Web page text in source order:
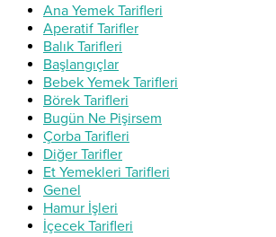
Ana Yemek Tarifleri
Aperatif Tarifler
Balık Tarifleri
Başlangıçlar
Bebek Yemek Tarifleri
Börek Tarifleri
Bugün Ne Pişirsem
Çorba Tarifleri
Diğer Tarifler
Et Yemekleri Tarifleri
Genel
Hamur İşleri
İçecek Tarifleri